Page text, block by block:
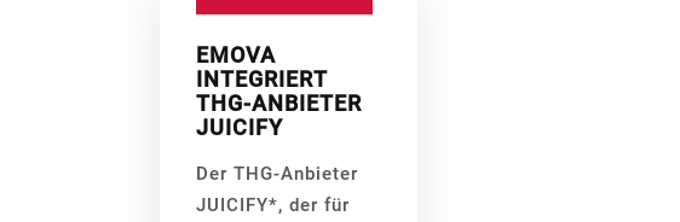
EMOVA
INTEGRIERT
THG-ANBIETER
JUICIFY
Der THG-Anbieter
JUICIFY*, der für